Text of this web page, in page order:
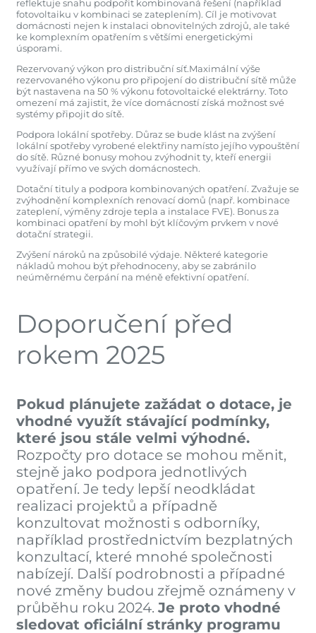
reflektuje snahu podpořit kombinovaná řešení (například
fotovoltaiku v kombinaci se zateplením). Cíl je motivovat
domácnosti nejen k instalaci obnovitelných zdrojů, ale také
ke komplexním opatřením s většími energetickými
úsporami.
Rezervovaný výkon pro distribuční síť.Maximální výše
rezervovaného výkonu pro připojení do distribuční sítě může
být nastavena na 50 % výkonu fotovoltaické elektrárny. Toto
omezení má zajistit, že více domácností získá možnost své
systémy připojit do sítě.
Podpora lokální spotřeby. Důraz se bude klást na zvýšení
lokální spotřeby vyrobené elektřiny namísto jejího vypouštění
do sítě. Různé bonusy mohou zvýhodnit ty, kteří energii
využívají přímo ve svých domácnostech.
Dotační tituly a podpora kombinovaných opatření. Zvažuje se
zvýhodnění komplexních renovací domů (např. kombinace
zateplení, výměny zdroje tepla a instalace FVE). Bonus za
kombinaci opatření by mohl být klíčovým prvkem v nové
dotační strategii.
Zvýšení nároků na způsobilé výdaje. Některé kategorie
nákladů mohou být přehodnoceny, aby se zabránilo
neúměrnému čerpání na méně efektivní opatření.
Doporučení před
rokem 2025
Pokud plánujete zažádat o dotace, je
vhodné využít stávající podmínky,
které jsou stále velmi výhodné.
Rozpočty pro dotace se mohou měnit,
stejně jako podpora jednotlivých
opatření. Je tedy lepší neodkládat
realizaci projektů a případně
konzultovat možnosti s odborníky,
například prostřednictvím bezplatných
konzultací, které mnohé společnosti
nabízejí. Další podrobnosti a případné
nové změny budou zřejmě oznámeny v
průběhu roku 2024. Je proto vhodné
sledovat oficiální stránky programu